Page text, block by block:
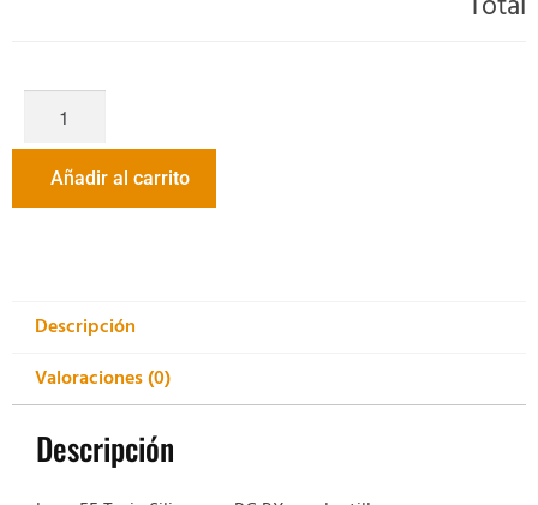
Añadir al carrito
Descripción
Valoraciones (0)
Descripción